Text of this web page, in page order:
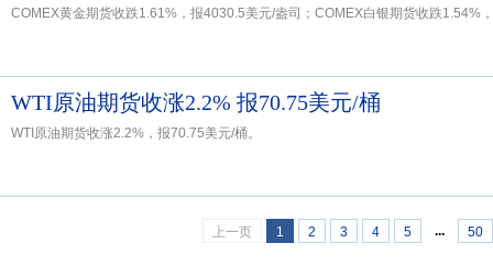
COMEX黄金期货收跌1.61%，报4030.5美元/盎司；COMEX白银期货收跌1.54%
WTI原油期货收涨2.2% 报70.75美元/桶
WTI原油期货收涨2.2%，报70.75美元/桶。
上一页 1 2 3 4 5 ... 50